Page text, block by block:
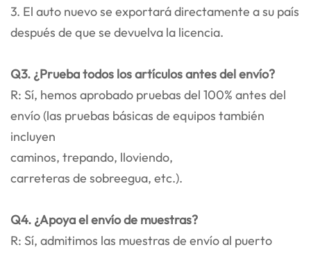
3. El auto nuevo se exportará directamente a su país
después de que se devuelva la licencia.
Q3. ¿Prueba todos los artículos antes del envío?
R: Sí, hemos aprobado pruebas del 100% antes del
envío (las pruebas básicas de equipos también
incluyen
caminos, trepando, lloviendo,
carreteras de sobreegua, etc.).
Q4. ¿Apoya el envío de muestras?
R: Sí, admitimos las muestras de envío al puerto